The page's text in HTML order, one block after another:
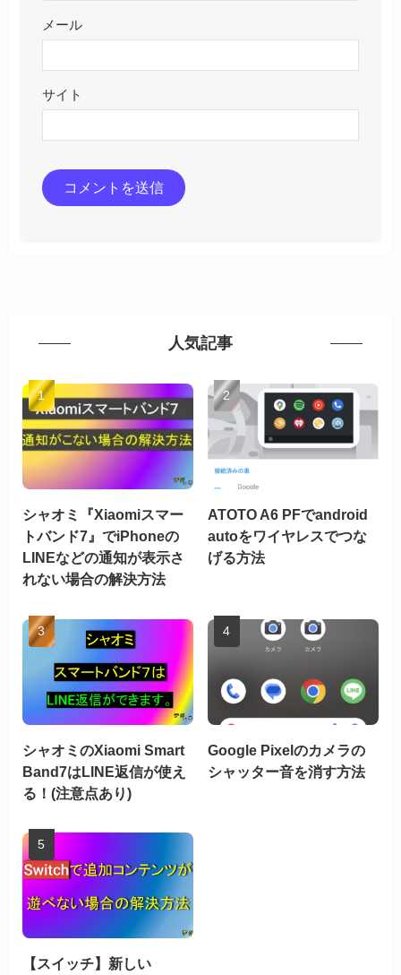
メール
サイト
人気記事
シャオミ『Xiaomiスマー
トバンド7』でiPhoneの
LINEなどの通知が表示さ
れない場合の解決方法
ATOTO A6 PFでandroid
autoをワイヤレスでつな
げる方法
シャオミのXiaomi Smart
Band7はLINE返信が使え
る！(注意点あり)
Google Pixelのカメラの
シャッター音を消す方法
【スイッチ】新しい